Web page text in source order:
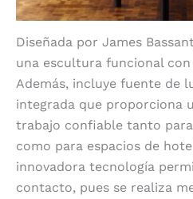
Diseñada por James
una escultura funcional
Además, incluye fuente de
integrada que proporciona
trabajo confiable tanto
como para espacios de
innovadora tecnología
contacto, pues se realiza